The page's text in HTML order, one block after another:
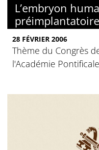
L’embryon
préimplantatoire
28 FÉVRIER 2006
Thème du Congrès
l'Académie